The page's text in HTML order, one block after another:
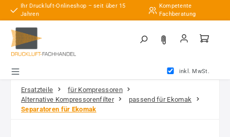
Zum Hauptinhalt springen
Ihr Druckluft-Onlineshop – seit über 15
Jahren
Kompetente
Fachberatung
inkl. MwSt.
Ersatzteile
für Kompressoren
Alternative Kompressorenfilter
passend für Ekomak
Separatoren für Ekomak